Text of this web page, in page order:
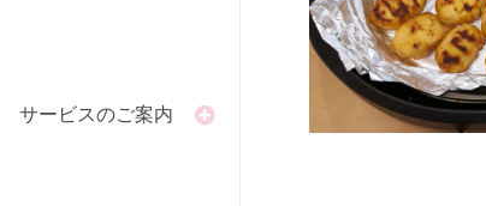
サービスのご案内